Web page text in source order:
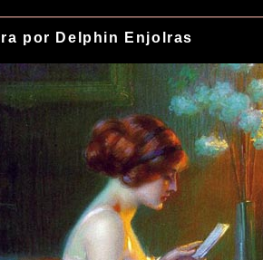
por Delphin Enjolras